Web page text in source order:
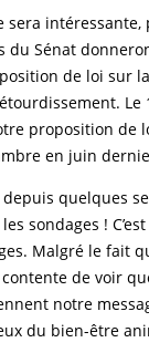
sera
du Sénat
de loi sur
Le
proposition de
en juin
quelques
sondages !
Malgré le fait
de voir
notre
du bien-être